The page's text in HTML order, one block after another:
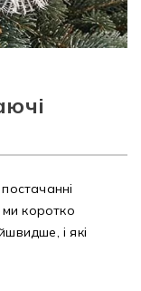
ми коротко
і які